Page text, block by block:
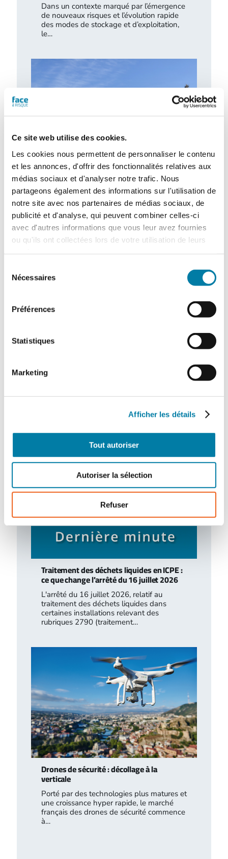
Ce site web utilise des cookies.
Les cookies nous permettent de personnaliser le contenu
et les annonces, d'offrir des fonctionnalités relatives aux
médias sociaux et d'analyser notre trafic. Nous
partageons également des informations sur l'utilisation de
notre site avec nos partenaires de médias sociaux, de
publicité et d'analyse, qui peuvent combiner celles-ci
avec d'autres informations que vous leur avez fournies
ou qu'ils ont collectées lors de votre utilisation de leurs
Nécessaires
Préférences
Statistiques
Marketing
Afficher les détails
Tout autoriser
Autoriser la sélection
Refuser
Dans un contexte marqué par l’émergence
de nouveaux risques et l’évolution rapide
des modes de stockage et d’exploitation,
le…
Accidentologie industrielle : les
enseignements de l’année 2025
Le Barpi a publié son inventaire des
incidents et accidents technologiques
survenus en 2025 au sein des installations
classées…
Retour d’expérience : exercice attentat au
le 10 février 2026, un exercice attentat
Traitement des déchets liquides en ICPE :
ce que change l’arrêté du 16 juillet 2026
L'arrêté du 16 juillet 2026, relatif au
traitement des déchets liquides dans
certaines installations relevant des
rubriques 2790 (traitement…
Drones de sécurité : décollage à la
verticale
Porté par des technologies plus matures et
une croissance hyper rapide, le marché
français des drones de sécurité commence
à…